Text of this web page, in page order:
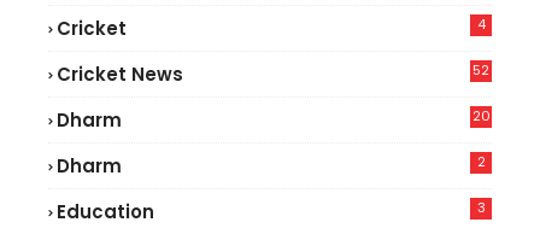
Cricket 4
Cricket News
52
Dharm 20
Dharm 2
Education 3